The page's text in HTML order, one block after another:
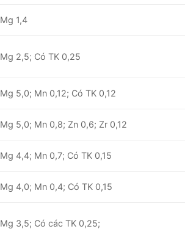
Mg 1,4
Mg 2,5; Có TK 0,25
Mg 5,0; Mn 0,12; Có TK 0,12
Mg 5,0; Mn 0,8; Zn 0,6; Zr 0,12
Mg 4,4; Mn 0,7; Có TK 0,15
Mg 4,0; Mn 0,4; Có TK 0,15
Mg 3,5; Có các TK 0,25;